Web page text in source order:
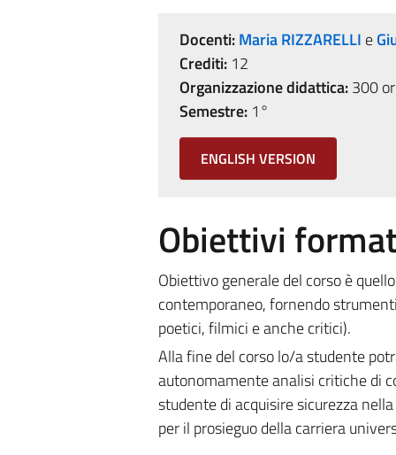
Docenti:Maria RIZZARELLI e
Crediti:12
Organizzazione didattica:300
Semestre:1°
ENGLISH VERSION
Obiettivi
Obiettivo generale del corso è
contemporaneo, fornendo
poetici, filmici e anche critici).
Alla fine del corso lo/a studente
autonomamente analisi critiche di
studente di acquisire sicurezza
per il prosieguo della carriera